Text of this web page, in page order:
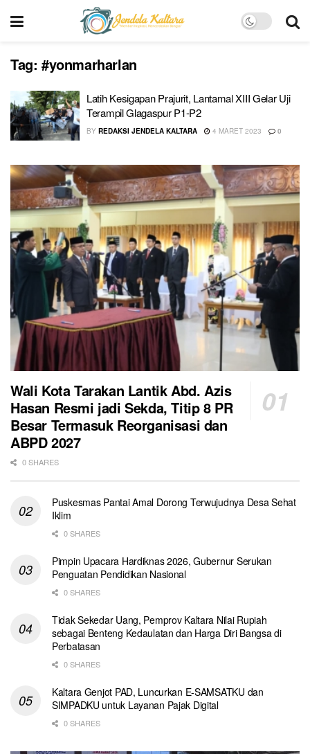
Tag: #yonmarharlan
Latih Kesigapan Prajurit, Lantamal XIII Gelar Uji
Terampil Glagaspur P1-P2
BY REDAKSI JENDELA KALTARA 4 MARET 2023 0
Wali Kota Tarakan Lantik Abd. Azis
Hasan Resmi jadi Sekda, Titip 8 PR
Besar Termasuk Reorganisasi dan
ABPD 2027
0 SHARES
Puskesmas Pantai Amal Dorong Terwujudnya Desa Sehat
Iklim
0 SHARES
Pimpin Upacara Hardiknas 2026, Gubernur Serukan
Penguatan Pendidikan Nasional
0 SHARES
Tidak Sekedar Uang, Pemprov Kaltara Nilai Rupiah
sebagai Benteng Kedaulatan dan Harga Diri Bangsa di
Perbatasan
0 SHARES
Kaltara Genjot PAD, Luncurkan E-SAMSATKU dan
SIMPADKU untuk Layanan Pajak Digital
0 SHARES